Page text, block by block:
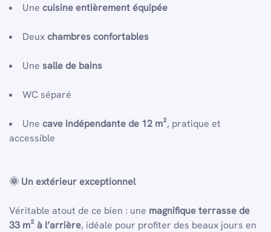
Une cuisine entièrement équipée
Deuxchambres confortables
Une salle de bains
WC séparé
Une cave indépendante de 12 m², pratique et
accessible
🌞 Un extérieur exceptionnel
Véritable atout de ce bien : une magnifique terrasse de
33 m² à l’arrière, idéale pour profiter des beaux jours en